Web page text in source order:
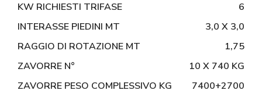
KW RICHIESTI TRIFASE
6
INTERASSE PIEDINI MT
3,0 X 3,0
RAGGIO DI ROTAZIONE MT
1,75
ZAVORRE N°
10 X 740 KG
ZAVORRE PESO COMPLESSIVO KG
7400+2700